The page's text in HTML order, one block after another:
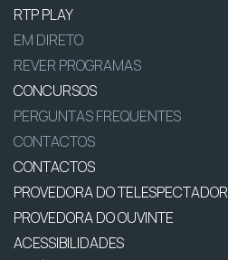
RTP PLAY
EM DIRETO
REVER PROGRAMAS
CONCURSOS
PERGUNTAS FREQUENTES
CONTACTOS
CONTACTOS
PROVEDORA DO TELESPECTADOR
PROVEDORA DO OUVINTE
ACESSIBILIDADES